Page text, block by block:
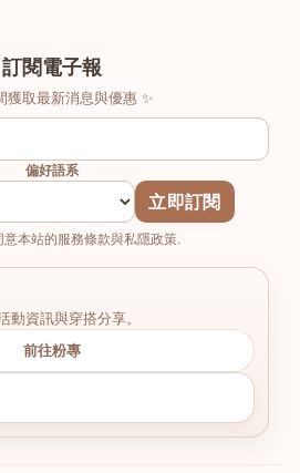
訂閱電子報
獲取最新消息與優惠 ✨
偏好語系
立即訂閱
意本站的服務條款與私隱政策.
動資訊與穿搭分享。
前往粉專